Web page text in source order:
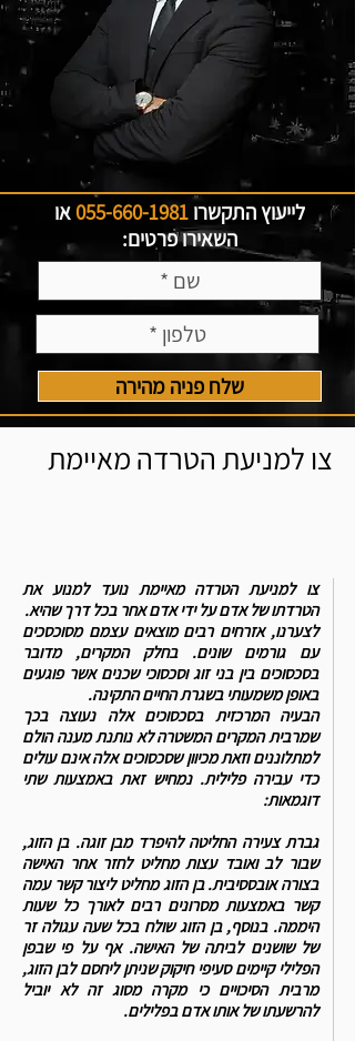
לייעוץ התקשרו 055-660-1981או
השאירו פרטים:
שלח פניה מהירה
צו למניעת הטרדה מאיימת
צו למניעת הטרדה מאיימת נועד למנוע את
הטרדתו של אדם על ידי אדם אחר בכל דרך שהיא.
לצערנו, אזרחים רבים מוצאים עצמם מסוכסכים
עם גורמים שונים. בחלק המקרים, מדובר
בסכסוכים בין בני זוג וסכסוכי שכנים אשר פוגעים
באופן משמעותי בשגרת החיים התקינה.
הבעיה המרכזית בסכסוכים אלה נעוצה בכך
שמרבית המקרים המשטרה לא נותנת מענה הולם
למתלוננים וזאת מכיוון שסכסוכים אלה אינם עולים
כדי עבירה פלילית.נמחיש זאת באמצעות שתי
דוגמאות:
גברת צעירה החליטה להיפרד מבן זוגה. בן הזוג,
שבור לב ואובד עצות מחליט לחזר אחר האישה
בצורה אובססיבית. בן הזוג מחליט ליצור קשר עמה
קשר באמצעות מסרונים רבים לאורך כל שעות
היממה. בנוסף, בן הזוג שולח בכל שעה עגולה זר
של שושנים לביתה של האישה. אף על פי שבפן
הפלילי קיימים סעיפי חיקוק שניתן ליחסם לבן הזוג,
מרבית הסיכויים כי מקרה מסוג זה לא יוביל
להרשעתו של אותו אדם בפלילים.